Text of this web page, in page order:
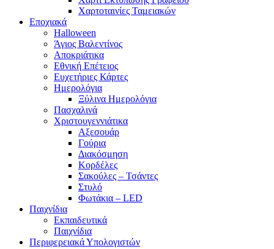
Χαρτοταινίες Ταμειακών
Εποχιακά
Halloween
Άγιος Βαλεντίνος
Αποκριάτικα
Εθνική Επέτειος
Ευχετήριες Κάρτες
Ημερολόγια
Ξύλινα Ημερολόγια
Πασχαλινά
Χριστουγεννιάτικα
Αξεσουάρ
Γούρια
Διακόσμηση
Κορδέλες
Σακούλες – Τσάντες
Στυλό
Φωτάκια – LED
Παιχνίδια
Εκπαιδευτικά
Παιχνίδια
Περιφερειακά Υπολογιστών